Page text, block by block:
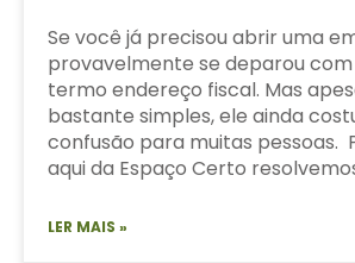
Se você já precisou abrir uma
provavelmente se deparou com
termo endereço fiscal. Mas
bastante simples, ele ainda
confusão para muitas pessoas.
aqui da Espaço Certo
LER MAIS »